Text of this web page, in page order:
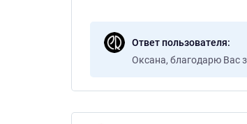
Ответ пользователя
Оксана, благодарю Вас